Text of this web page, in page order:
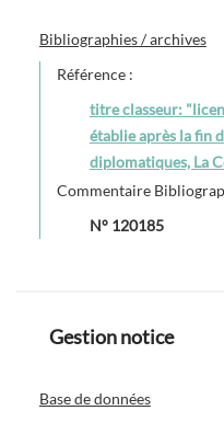
Bibliographies / archives
Référence :
titre classeur:
établie après la fin
diplomatiques, La
Commentaire
N° 120185
Gestion notice
Base de données